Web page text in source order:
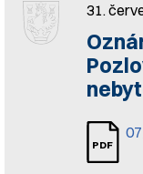
31.